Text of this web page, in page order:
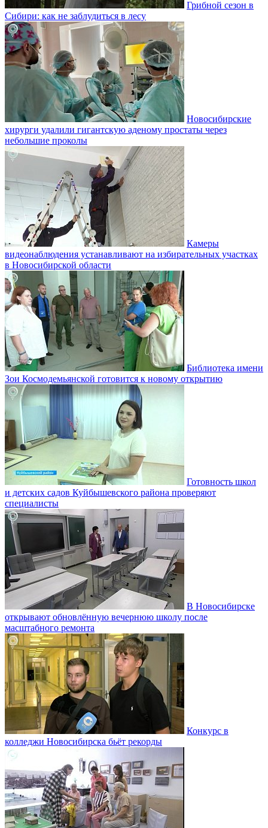
Грибной сезон в
Сибири: как не заблудиться в лесу
Новосибирские
хирурги удалили гигантскую аденому простаты через
небольшие проколы
Камеры
видеонаблюдения устанавливают на избирательных участках
в Новосибирской области
Библиотека имени
Зои Космодемьянской готовится к новому открытию
Готовность школ
и детских садов Куйбышевского района проверяют
специалисты
В Новосибирске
открывают обновлённую вечернюю школу после
масштабного ремонта
Конкурс в
колледжи Новосибирска бьёт рекорды